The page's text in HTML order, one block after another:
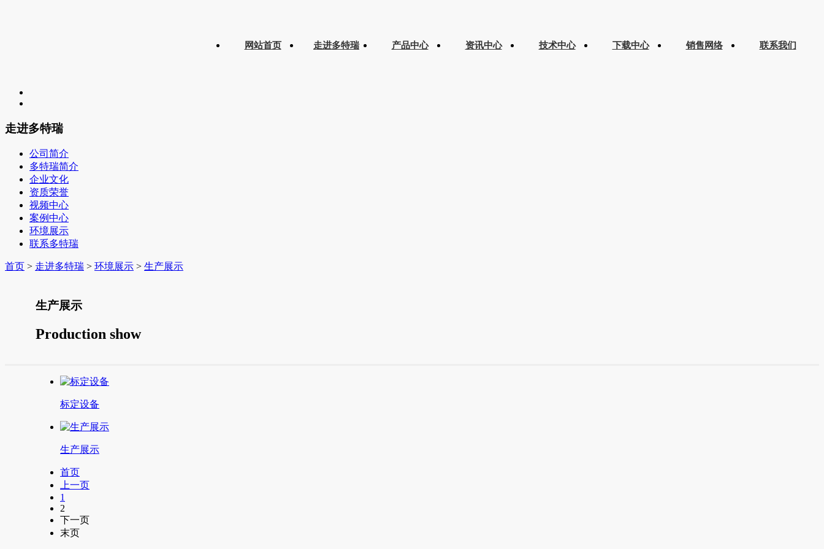
网站首页 走进多特瑞 产品中心 资讯中心 技术中心 下载中心 销售网络 联系我们
走进多特瑞
公司简介
多特瑞简介
企业文化
资质荣誉
视频中心
案例中心
环境展示
联系多特瑞
首页 > 走进多特瑞 > 环境展示 > 生产展示
生产展示
Production show
标定设备
生产展示
首页
上一页
1
2
下一页
末页